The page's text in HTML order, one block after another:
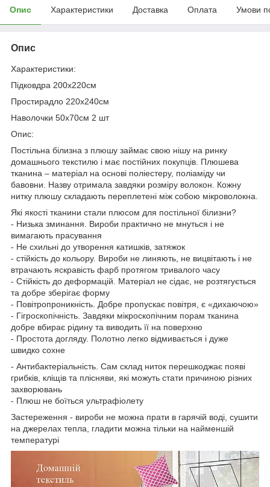
Опис Характеристики Доставка Оплата Умови
Опис
Характеристики:
Підковдра 200х220см
Простирадло 220х240см
Наволочки 50х70см 2 шт
Опис:
Постільна білизна з плюшу займає свою нішу на ринку
домашнього текстилю і має постійних покупців. Плюшева
тканина – матеріал на основі поліестеру, поліаміду чи
бавовни. Назву отримала завдяки розміру волокон. Кожну
нитку плюшу складають переплетені між собою мікроволокна.
Які якості тканини стали плюсом для постільної білизни?
- Низька зминання. Вироби практично не мнуться і не
вимагають прасування
- Не схильні до утворення катишків, затяжок
- стійкість до кольору. Вироби не линяють, не вицвітають і не
втрачають яскравість фарб протягом тривалого часу
- Стійкість до деформацій. Матеріал не сідає, не розтягується
та добре зберігає форму
- Повітропроникність. Добре пропускає повітря, є «дихаючою»
- Гігроскопічність. Завдяки мікроскопічним порам тканина
добре вбирає рідину та виводить її на поверхню
- Простота догляду. Полотно легко відмивається і дуже
швидко сохне
- Антибактеріальність. Сам склад ниток перешкоджає появі
грибків, кліщів та плісняви, які можуть стати причиною різних
захворювань
- Плюш не боїться ультрафіолету
Застереження - вироби не можна прати в гарячій воді, сушити
на джерелах тепла, гладити можна тільки на найменшій
температурі